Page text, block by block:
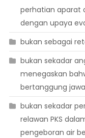
perhatian aparat
dengan upaya
bukan sebagai
bukan sekadar
menegaskan
bertanggung
bukan sekadar
relawan PKS
pengeboran air